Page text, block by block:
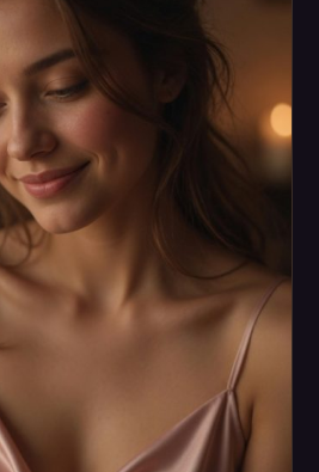
עד הבית
מסיבת גירושין
איך מזמינים